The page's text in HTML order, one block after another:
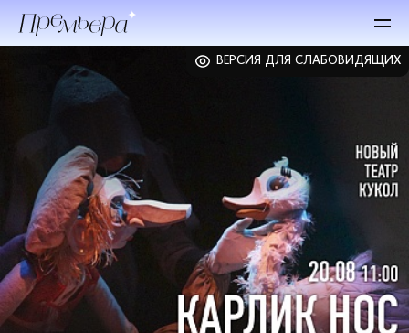
ВЕРСИЯ ДЛЯ СЛАБОВИДЯЩИХ